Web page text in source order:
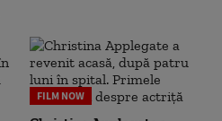
FILM NOW